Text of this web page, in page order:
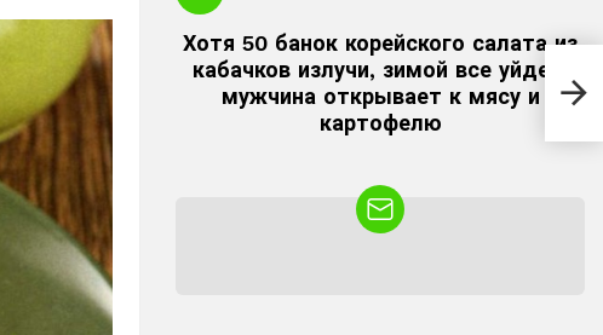
Хотя 50 банок корейского салата из
кабачков излучи, зимой все уйдет:
мужчина открывает к мясу и
картофелю